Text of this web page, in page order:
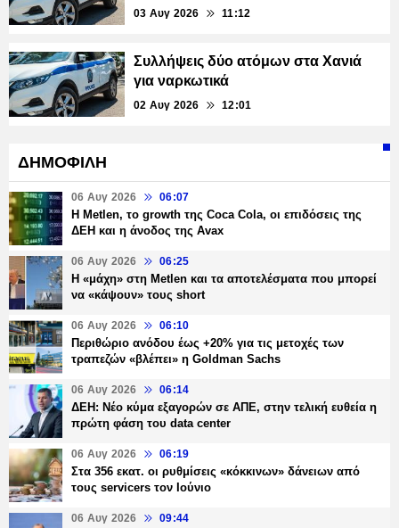
03 Αυγ 2026 11:12
Συλλήψεις δύο ατόμων στα Χανιά
για ναρκωτικά
02 Αυγ 2026 12:01
ΔΗΜΟΦΙΛΗ
06 Αυγ 2026 06:07
H Metlen, το growth της Coca Cola, οι επιδόσεις της
ΔΕΗ και η άνοδος της Avax
06 Αυγ 2026 06:25
H «μάχη» στη Metlen και τα αποτελέσματα που μπορεί
να «κάψουν» τους short
06 Αυγ 2026 06:10
Περιθώριο ανόδου έως +20% για τις μετοχές των
τραπεζών «βλέπει» η Goldman Sachs
06 Αυγ 2026 06:14
ΔΕΗ: Νέο κύμα εξαγορών σε ΑΠΕ, στην τελική ευθεία η
πρώτη φάση του data center
06 Αυγ 2026 06:19
Στα 356 εκατ. οι ρυθμίσεις «κόκκινων» δάνειων από
τους servicers τον Ιούνιο
06 Αυγ 2026 09:44